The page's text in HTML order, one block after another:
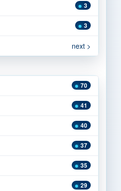
3
3
next >
70
41
40
37
35
29